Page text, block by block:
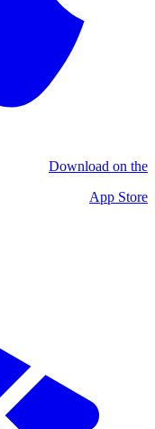
Download on the
App Store